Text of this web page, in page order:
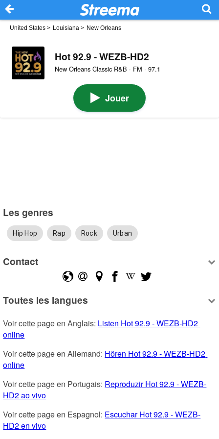
United States > Louisiana > New Orleans
Hot 92.9 - WEZB-HD2
New Orleans Classic R&B · FM · 97.1
Jouer
Les genres
Hip Hop Rap Rock Urban
Contact
Toutes les langues
Voir cette page en Anglais: Listen Hot 92.9 - WEZB-HD2
online
Voir cette page en Allemand: Hören Hot 92.9 - WEZB-HD2
online
Voir cette page en Portugais: Reproduzir Hot 92.9 - WEZB-
HD2 ao vivo
Voir cette page en Espagnol: Escuchar Hot 92.9 - WEZB-
HD2 en vivo